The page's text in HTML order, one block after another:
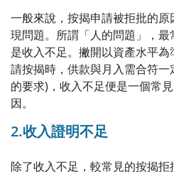
一般來說，按揭申請被拒批的
現問題。所謂「人的問題」，
是收入不足。撇開以資產水平
請按揭時，供款與月入需合符
的要求)，收入不足便是一個常
因。
2.收入證明不足
除了收入不足，較常見的按揭